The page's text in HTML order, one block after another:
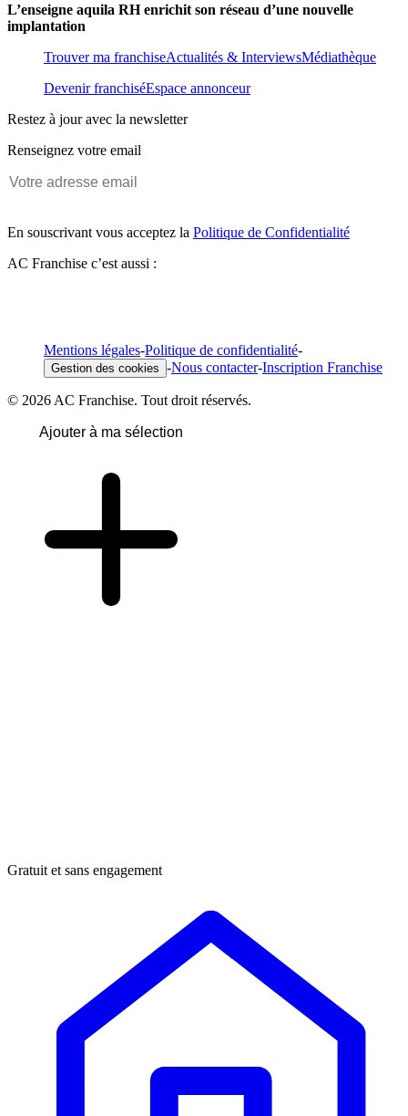
L’enseigne aquila RH enrichit son réseau d’une nouvelle
implantation
Trouver ma franchiseActualités & InterviewsMédiathèque
Devenir franchiséEspace annonceur
Restez à jour avec la newsletter
Renseignez votre email
En souscrivant vous acceptez la Politique de Confidentialité
AC Franchise c’est aussi :
Mentions légales-Politique de confidentialité-
Gestion des cookies -Nous contacter-Inscription Franchise
© 2026 AC Franchise. Tout droit réservés.
Ajouter à ma sélection
Gratuit et sans engagement